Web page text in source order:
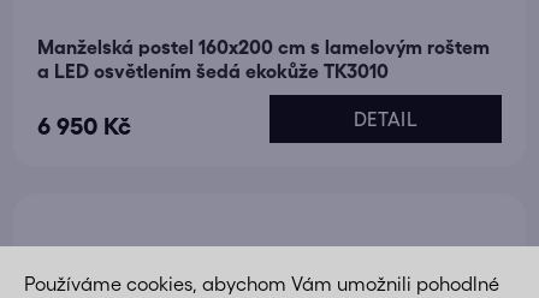
Používáme cookies, abychom Vám umožnili pohodlné
Manželská postel 160x200 cm s lamelovým roštem
a LED osvětlením šedá ekokůže TK3010
6 950 Kč DETAIL